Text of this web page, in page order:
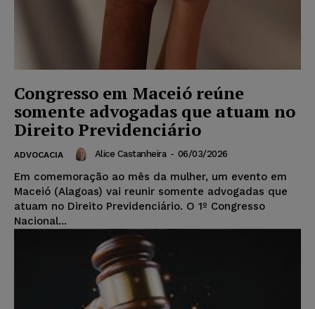
Congresso em Maceió reúne
somente advogadas que atuam no
Direito Previdenciário
ADVOCACIA Alice Castanheira - 06/03/2026
Em comemoração ao mês da mulher, um evento em
Maceió (Alagoas) vai reunir somente advogadas que
atuam no Direito Previdenciário. O 1º Congresso
Nacional...